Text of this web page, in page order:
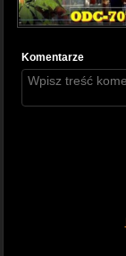
Komentarze